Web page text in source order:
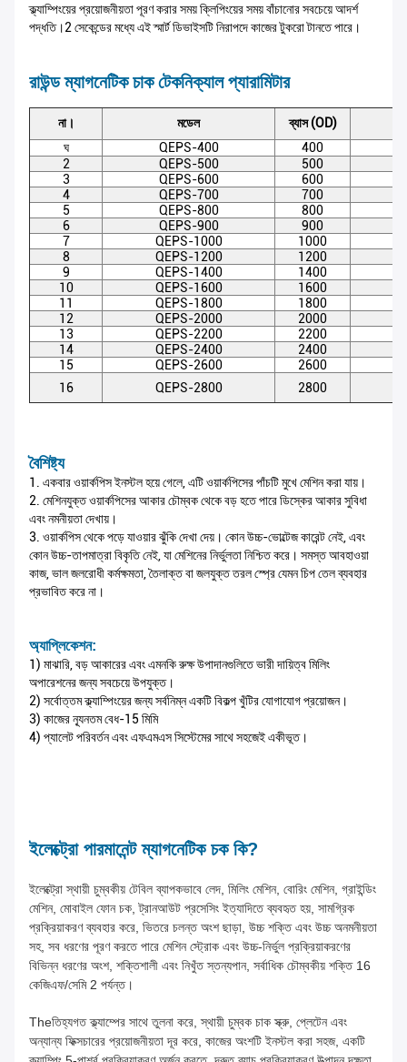
ক্ল্যাম্পিংয়ের প্রয়োজনীয়তা পূরণ করার সময় ক্লিপিংয়ের সময় বাঁচানোর সবচেয়ে আদর্শ
পদ্ধতি।2 সেকেন্ডের মধ্যে এই স্মার্ট ডিভাইসটি নিরাপদে কাজের টুকরো টানতে পারে।
রাউন্ড ম্যাগনেটিক চাক টেকনিক্যাল প্যারামিটার
না। মডেল
ব্যাস (OD)
ঘ
QEPS-400
400
2
QEPS-500
500
3
QEPS-600
600
4
QEPS-700
700
5
QEPS-800
800
6
QEPS-900
900
7
QEPS-1000
1000
8
QEPS-1200
1200
9
QEPS-1400
1400
10
QEPS-1600
1600
11
QEPS-1800
1800
12
QEPS-2000
2000
13
QEPS-2200
2200
14
QEPS-2400
2400
15
QEPS-2600
2600
16
QEPS-2800 2800
বৈশিষ্ট্য
1. একবার ওয়ার্কপিস ইনস্টল হয়ে গেলে, এটি ওয়ার্কপিসের পাঁচটি মুখে মেশিন করা যায়।
2. মেশিনযুক্ত ওয়ার্কপিসের আকার চৌম্বক থেকে বড় হতে পারে ডিস্কের আকার সুবিধা
এবং নমনীয়তা দেখায়।
3. ওয়ার্কপিস থেকে পড়ে যাওয়ার ঝুঁকি দেখা দেয়। কোন উচ্চ-ভোল্টেজ কারেন্ট নেই, এবং
কোন উচ্চ-তাপমাত্রা বিকৃতি নেই, যা মেশিনের নির্ভুলতা নিশ্চিত করে। সমস্ত আবহাওয়া
কাজ, ভাল জলরোধী কর্মক্ষমতা, তৈলাক্ত বা জলযুক্ত তরল স্প্রে যেমন চিপ তেল ব্যবহার
প্রভাবিত করে না।
অ্যাপ্লিকেশন:
1) মাঝারি, বড় আকারের এবং এমনকি রুক্ষ উপাদানগুলিতে ভারী দায়িত্ব মিলিং
অপারেশনের জন্য সবচেয়ে উপযুক্ত।
2) সর্বোত্তম ক্ল্যাম্পিংয়ের জন্য সর্বনিম্ন একটি বিকল্প খুঁটির যোগাযোগ প্রয়োজন।
3) কাজের ন্যূনতম বেধ-15 মিমি
4) প্যালেট পরিবর্তন এবং এফএমএস সিস্টেমের সাথে সহজেই একীভূত।
ইলেক্ট্রো পারমানেন্ট ম্যাগনেটিক চক কি?
ইলেক্ট্রো স্থায়ী চুম্বকীয় টেবিল ব্যাপকভাবে লেদ, মিলিং মেশিন, বোরিং মেশিন, গ্রাইন্ডিং
মেশিন, মোবাইল ফোন চক, ট্রানআউট প্রসেসিং ইত্যাদিতে ব্যবহৃত হয়, সামগ্রিক
প্রক্রিয়াকরণ ব্যবহার করে, ভিতরে চলন্ত অংশ ছাড়া, উচ্চ শক্তি এবং উচ্চ অনমনীয়তা
সহ, সব ধরণের পূরণ করতে পারে মেশিন স্ট্রোক এবং উচ্চ-নির্ভুল প্রক্রিয়াকরণের
বিভিন্ন ধরণের অংশ, শক্তিশালী এবং নিখুঁত স্তন্যপান, সর্বাধিক চৌম্বকীয় শক্তি 16
কেজিএফ/সেমি 2 পর্যন্ত।
Theতিহ্যগত ক্ল্যাম্পের সাথে তুলনা করে, স্থায়ী চুম্বক চাক স্ক্রু, প্লেটেন এবং
অন্যান্য ফিক্সচারের প্রয়োজনীয়তা দূর করে, কাজের অংশটি ইনস্টল করা সহজ, একটি